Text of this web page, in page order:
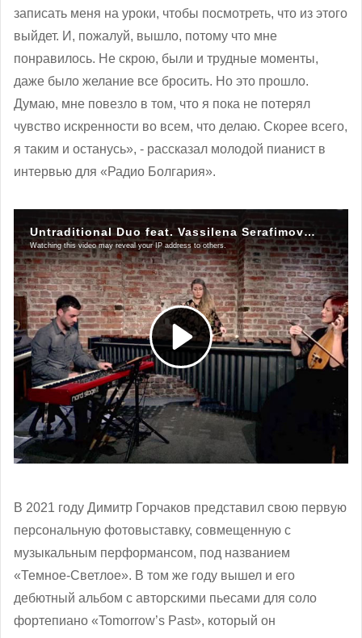
записать меня на уроки, чтобы посмотреть, что из этого
выйдет. И, пожалуй, вышло, потому что мне
понравилось. Не скрою, были и трудные моменты,
даже было желание все бросить. Но это прошло.
Думаю, мне повезло в том, что я пока не потерял
чувство искренности во всем, что делаю. Скорее всего,
я таким и останусь», - рассказал молодой пианист в
интервью для «Радио Болгария».
В 2021 году Димитр Горчаков представил свою первую
персональную фотовыставку, совмещенную с
музыкальным перформансом, под названием
«Темное-Светлое». В том же году вышел и его
дебютный альбом с авторскими пьесами для соло
фортепиано «Tomorrow’s Past», который он